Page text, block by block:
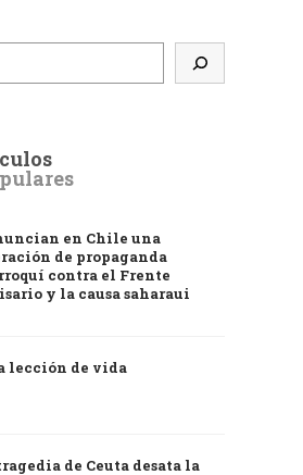
en Chile una
de propaganda
contra el Frente
y la causa saharaui
lección de vida
de Ceuta desata la